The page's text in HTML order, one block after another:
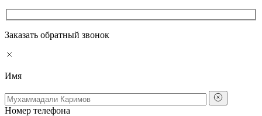
Заказать обратный звонок
Имя
Номер телефона